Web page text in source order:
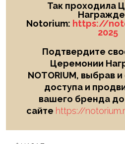
Так проходила
Notorium: https://
2025
Подтвердите
Церемонии
NOTORIUM, выбрав
доступа и
вашего бренда до
сайте https://